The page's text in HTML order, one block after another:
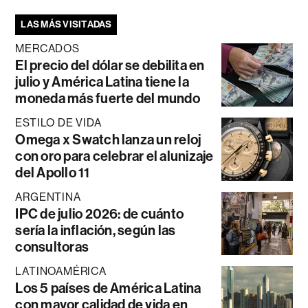
LAS MÁS VISITADAS
MERCADOS
El precio del dólar se debilita en
julio y América Latina tiene la
moneda más fuerte del mundo
ESTILO DE VIDA
Omega x Swatch lanza un reloj
con oro para celebrar el alunizaje
del Apollo 11
ARGENTINA
IPC de julio 2026: de cuánto
sería la inflación, según las
consultoras
LATINOAMÉRICA
Los 5 países de América Latina
con mayor calidad de vida en